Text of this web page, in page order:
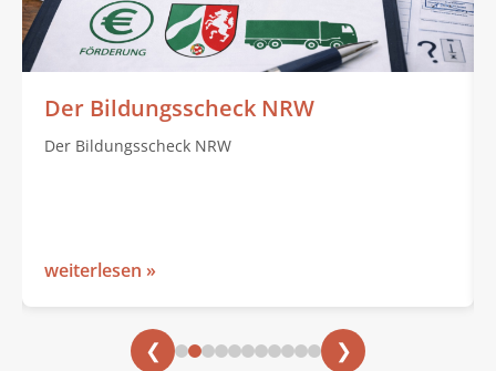
Der Bildungsscheck NRW
Der Bildungsscheck NRW
weiterlesen »
❮ ❯